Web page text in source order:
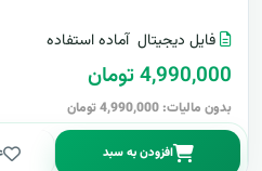
فایل دیجیتال آماده استفاده
4,990,000 تومان
بدون مالیات: 4,990,000 تومان
افزودن به سبد